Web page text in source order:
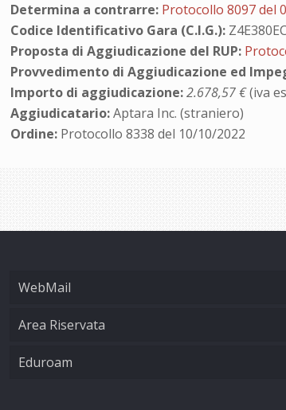
Determina a contrarre: Protocollo 8097 del
Codice Identificativo Gara (C.I.G.):
Proposta di Aggiudicazione del RUP:
Provvedimento di Aggiudicazione ed
Importo di aggiudicazione: 2.678,57 €(iva
Aggiudicatario:Aptara Inc. (straniero)
Ordine: Protocollo 8338 del 10/10/2022
WebMail
Area Riservata
Eduroam